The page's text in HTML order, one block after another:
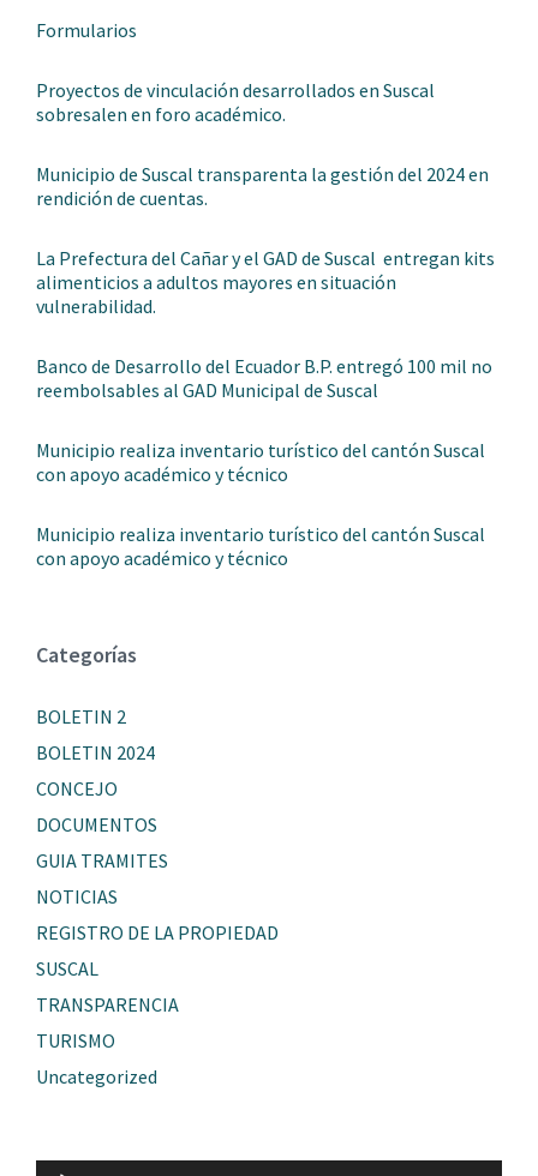
Formularios
Proyectos de vinculación desarrollados en Suscal
sobresalen en foro académico.
Municipio de Suscal transparenta la gestión del 2024 en
rendición de cuentas.
La Prefectura del Cañar y el GAD de Suscal entregan kits
alimenticios a adultos mayores en situación
vulnerabilidad.
Banco de Desarrollo del Ecuador B.P. entregó 100 mil no
reembolsables al GAD Municipal de Suscal
Municipio realiza inventario turístico del cantón Suscal
con apoyo académico y técnico
Municipio realiza inventario turístico del cantón Suscal
con apoyo académico y técnico
Categorías
BOLETIN 2
BOLETIN 2024
CONCEJO
DOCUMENTOS
GUIA TRAMITES
NOTICIAS
REGISTRO DE LA PROPIEDAD
SUSCAL
TRANSPARENCIA
TURISMO
Uncategorized
Reproductor